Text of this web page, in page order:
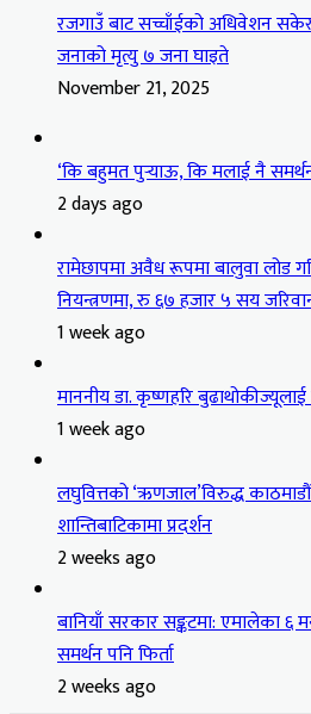
रजगाउँ बाट सच्चाँईको अधिवेशन
जनाको मृत्यु ७ जना घाइते
November 21, 2025
‘कि बहुमत पुर्‍याऊ, कि मलाई नै
2 days ago
रामेछापमा अवैध रूपमा बालुवा लोड
नियन्त्रणमा, रु ६७ हजार ५ सय
1 week ago
माननीय डा. कृष्णहरि
1 week ago
लघुवित्तको ‘ऋणजाल’विरुद्ध
शान्तिबाटिकामा प्रदर्शन
2 weeks ago
बानियाँ सरकार सङ्कटमा: एमालेका ६
समर्थन पनि फिर्ता
2 weeks ago